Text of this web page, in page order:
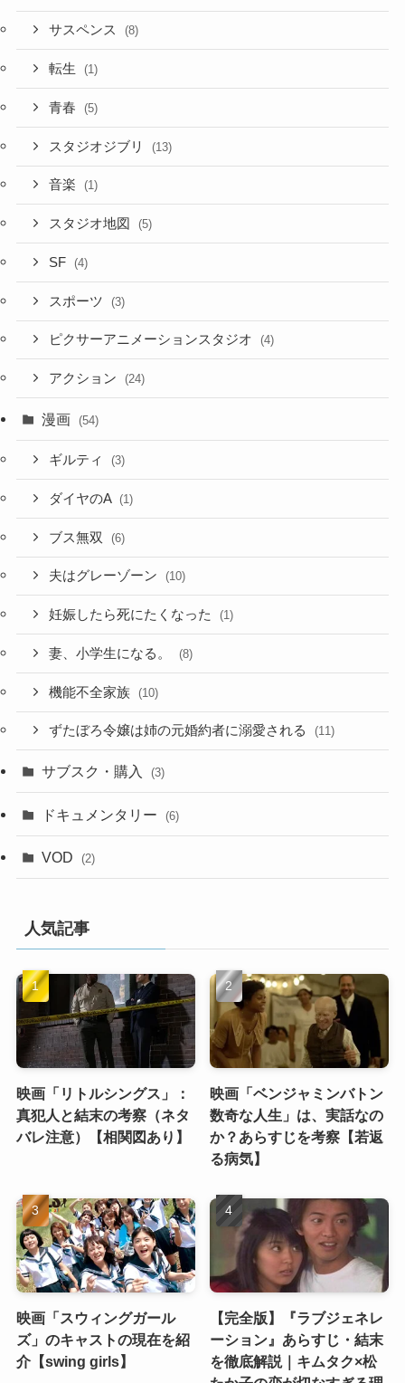
サスペンス (8)
転生 (1)
青春 (5)
スタジオジブリ (13)
音楽 (1)
スタジオ地図 (5)
SF (4)
スポーツ (3)
ピクサーアニメーションスタジオ (4)
アクション (24)
漫画 (54)
ギルティ (3)
ダイヤのA (1)
ブス無双 (6)
夫はグレーゾーン (10)
妊娠したら死にたくなった (1)
妻、小学生になる。 (8)
機能不全家族 (10)
ずたぼろ令嬢は姉の元婚約者に溺愛される (11)
サブスク・購入 (3)
ドキュメンタリー (6)
VOD (2)
人気記事
映画「リトルシングス」：
真犯人と結末の考察（ネタ
バレ注意）【相関図あり】
映画「ベンジャミンバトン
数奇な人生」は、実話なの
か？あらすじを考察【若返
る病気】
映画「スウィングガール
ズ」のキャストの現在を紹
介【swing girls】
【完全版】『ラブジェネレ
ーション』あらすじ・結末
を徹底解説｜キムタク×松